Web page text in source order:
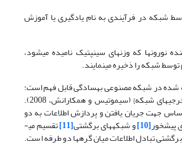
شبکه در فرآیندی به نام یادگیری یا آموزش
نورون­ها که وزن­های سینپتیک نامیده می­شود،
شبکه را ذخیره می­نمایند.
شده در شبکه مصنوعی به­سادگی قابل فهم است:
{ورودی­های شبکه}-{خرجی­های شبکه} (سیموتیس و همکارانش، 2008).
جهت جریان یافتن و پردازش اطلاعات به دو
پیش­خور[10] و شبکه­های برگشتی[11] تقسیم می­
تبادل اطلاعات میان گره­ها دو طرفه است.